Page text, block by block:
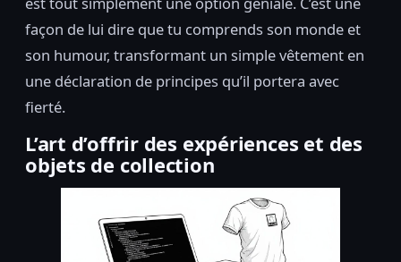
façon de lui dire que tu comprends son monde et
son humour, transformant un simple vêtement en
une déclaration de principes qu’il portera avec
fierté.
L’art d’offrir des expériences et des
objets de collection